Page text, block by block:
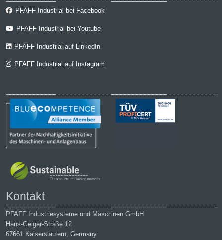
PFAFF Industrial bei Facebook
PFAFF Industrial bei Youtube
PFAFF Industrial auf LinkedIn
PFAFF Industrial auf Instagram
Kontakt
PFAFF Industriesysteme und Maschinen GmbH
Hans-Geiger-Straße 12
67661 Kaiserslautern, Germany